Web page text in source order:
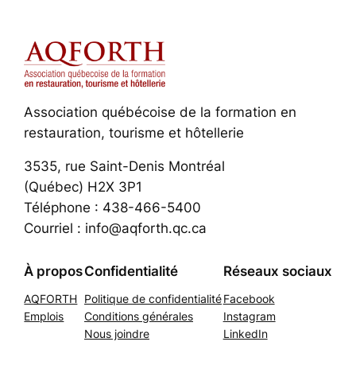
Association québécoise de la formation en
restauration, tourisme et hôtellerie
3535, rue Saint-Denis Montréal
(Québec) H2X 3P1
Téléphone : 438-466-5400
Courriel : info@aqforth.qc.ca
À propos
AQFORTH
Emplois
Confidentialité
Politique de confidentialité
Conditions générales
Nous joindre
Réseaux sociaux
Facebook
Instagram
LinkedIn